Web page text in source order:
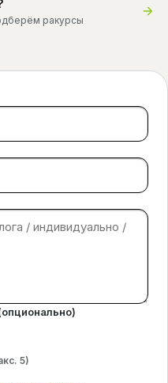
ракурсы
5)